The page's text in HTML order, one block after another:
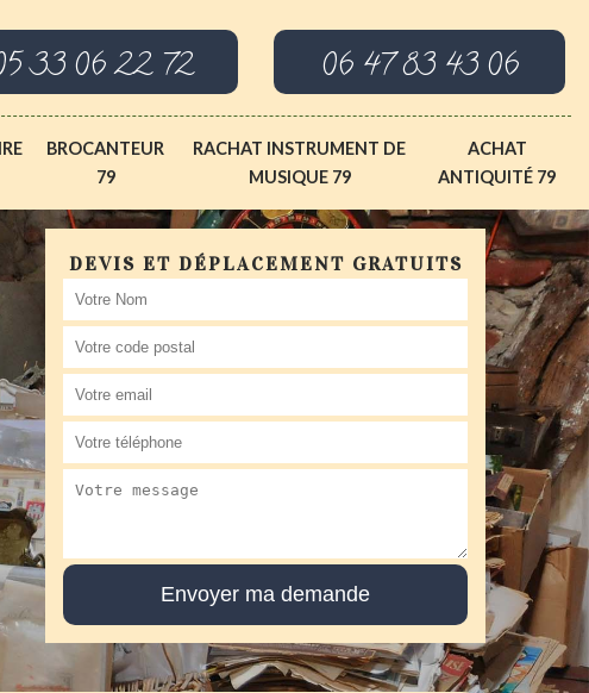
33 06 22 72 06 47 83 43 06
BROCANTEUR
79
RACHAT INSTRUMENT DE
MUSIQUE 79
ACHAT
ANTIQUITÉ 79
DEVIS ET DÉPLACEMENT GRATUITS